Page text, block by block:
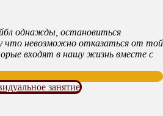
однажды, остановиться
что невозможно отказаться от той
входят в нашу жизнь вместе с
занятие